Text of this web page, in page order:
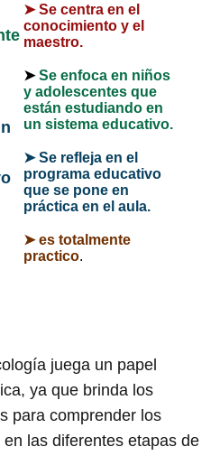
➤ Se centra en el
conocimiento y el
maestro.
➤ Se enfoca en niños
y adolescentes que
están estudiando en
un sistema educativo.
➤ Se refleja en el
programa educativo
que se pone en
práctica en el aula.
➤ es totalmente
practico.
juega un papel
ya que brinda los
para comprender los
las diferentes etapas de